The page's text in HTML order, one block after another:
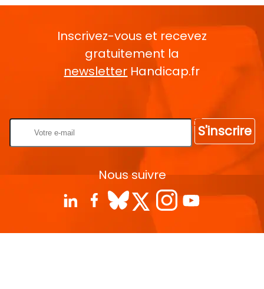
Inscrivez-vous et recevez
gratuitement la
newsletter Handicap.fr
S'inscrire
Nous suivre